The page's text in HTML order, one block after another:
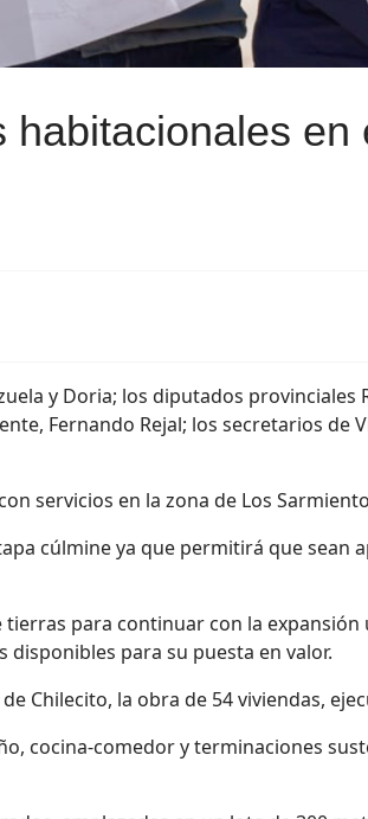
en
y Doria; los diputados provinciales
Fernando Rejal; los secretarios de
servicios en la zona de Los
cúlmine ya que permitirá que sean
para continuar con la
para su puesta en valor.
Chilecito, la obra de 54 viviendas,
cocina-comedor y terminaciones